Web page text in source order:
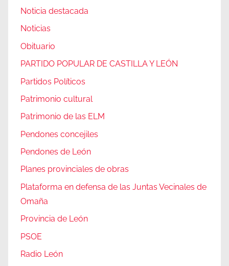
Noticia destacada
Noticias
Obituario
PARTIDO POPULAR DE CASTILLA Y LEÓN
Partidos Políticos
Patrimonio cultural
Patrimonio de las ELM
Pendones concejiles
Pendones de León
Planes provinciales de obras
Plataforma en defensa de las Juntas Vecinales de
Omaña
Provincia de León
PSOE
Radio León